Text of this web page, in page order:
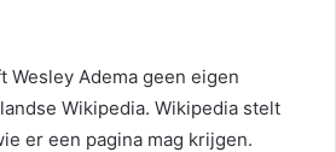
Wesley Adema geen eigen
Wikipedia. Wikipedia stelt
er een pagina mag krijgen.